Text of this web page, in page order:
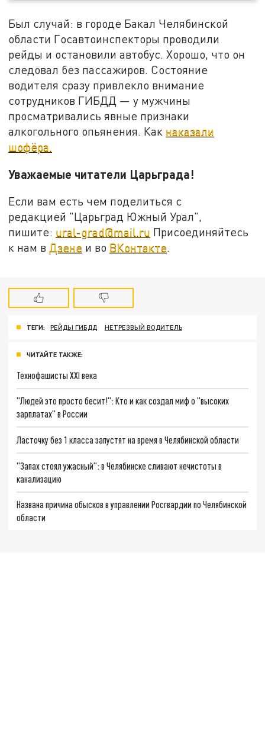
Был случай: в городе Бакал Челябинской
области Госавтоинспекторы проводили
рейды и остановили автобус. Хорошо, что он
следовал без пассажиров. Состояние
водителя сразу привлекло внимание
сотрудников ГИБДД — у мужчины
просматривались явные признаки
алкогольного опьянения. Как наказали
шофёра.
Уважаемые читатели Царьграда!
Если вам есть чем поделиться с
редакцией "Царьград Южный Урал",
пишите: ural-grad@mail.ru Присоединяйтесь
к нам в Дзене и во ВКонтакте.
ТЕГИ: РЕЙДЫ ГИБДД НЕТРЕЗВЫЙ ВОДИТЕЛЬ
ЧИТАЙТЕ ТАКЖЕ:
Технофашисты XXI века
"Людей это просто бесит!": Кто и как создал миф о "высоких
зарплатах" в России
Ласточку без 1 класса запустят на время в Челябинской области
"Запах стоял ужасный": в Челябинске сливают нечистоты в
канализацию
Названа причина обысков в управлении Росгвардии по Челябинской
области